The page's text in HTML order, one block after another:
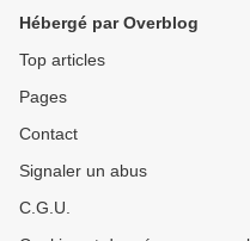
Hébergé par Overblog
Top articles
Pages
Contact
Signaler un abus
C.G.U.